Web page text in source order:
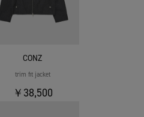
CONZ
trim fit jacket
￥38,500